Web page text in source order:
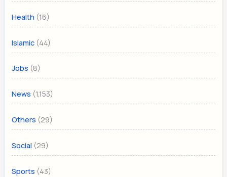
Health (16)
Islamic (44)
Jobs (8)
News (1,153)
Others (29)
Social (29)
Sports (43)